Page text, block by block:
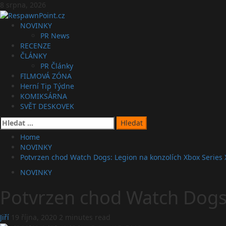
Skip
to
content
8 srpna, 2026
PrimaryNOVINKY
PR News
RECENZE
ČLÁNKY
PR Články
FILMOVÁ ZÓNA
Herní Tip Týdne
KOMIKSÁRNA
SVĚT DESKOVEK
Vyhledávání
Home
NOVINKY
Potvrzen chod Watch Dogs: Legion na konzolích Xbox Series
NOVINKY
Potvrzen chod Watch
Jiří 19 října, 2020 2 minutes read